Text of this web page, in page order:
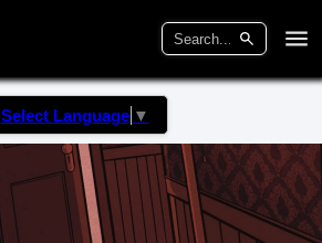
Select Language ▼